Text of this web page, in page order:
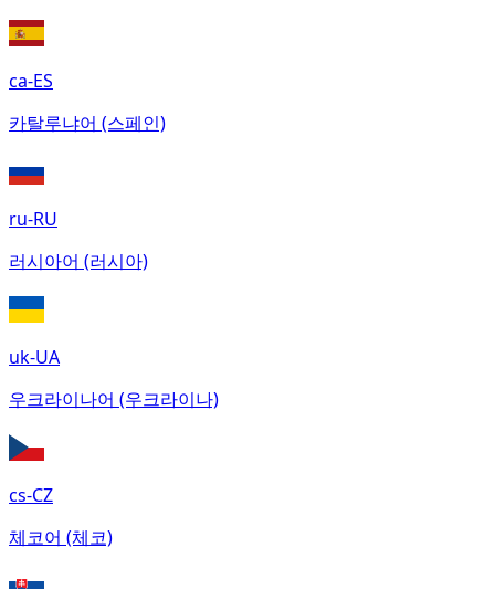
ca-ES
카탈루냐어 (스페인)
ru-RU
러시아어 (러시아)
uk-UA
우크라이나어 (우크라이나)
cs-CZ
체코어 (체코)